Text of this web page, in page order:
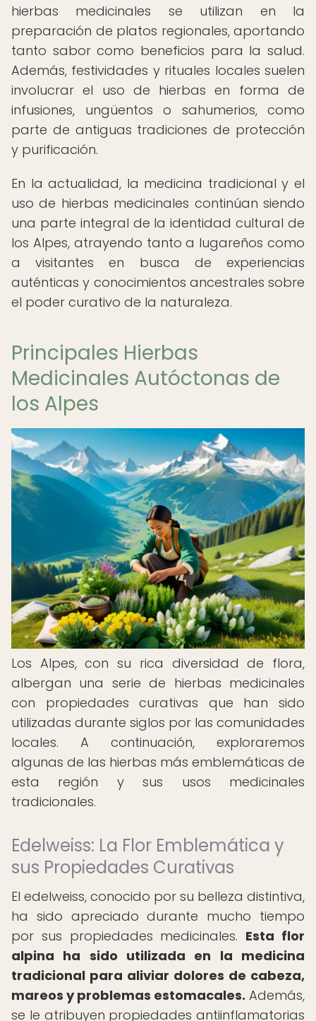
hierbas medicinales se utilizan en la
preparación de platos regionales, aportando
tanto sabor como beneficios para la salud.
Además, festividades y rituales locales suelen
involucrar el uso de hierbas en forma de
infusiones, ungüentos o sahumerios, como
parte de antiguas tradiciones de protección
y purificación.
En la actualidad, la medicina tradicional y el
uso de hierbas medicinales continúan siendo
una parte integral de la identidad cultural de
los Alpes, atrayendo tanto a lugareños como
a visitantes en busca de experiencias
auténticas y conocimientos ancestrales sobre
el poder curativo de la naturaleza.
Principales Hierbas
Medicinales Autóctonas de
los Alpes
Los Alpes, con su rica diversidad de flora,
albergan una serie de hierbas medicinales
con propiedades curativas que han sido
utilizadas durante siglos por las comunidades
locales. A continuación, exploraremos
algunas de las hierbas más emblemáticas de
esta región y sus usos medicinales
tradicionales.
Edelweiss: La Flor Emblemática y
sus Propiedades Curativas
El edelweiss, conocido por su belleza distintiva,
ha sido apreciado durante mucho tiempo
por sus propiedades medicinales. Esta flor
alpina ha sido utilizada en la medicina
tradicional para aliviar dolores de cabeza,
mareos y problemas estomacales. Además,
se le atribuyen propiedades antiinflamatorias